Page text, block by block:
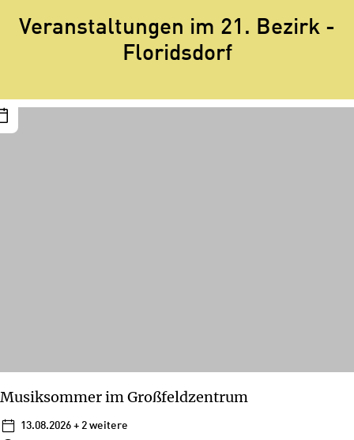
Veranstaltungen im 21. Bezirk -
Floridsdorf
Musiksommer im Großfeldzentrum
13.08.2026 + 2 weitere